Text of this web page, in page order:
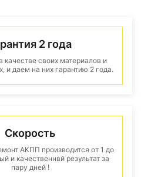
2 года
своих материалов и
и даем на них гарантию 2 года.
Скорость
АКПП производится от 1 до
и качественнвй результат за
пару дней !